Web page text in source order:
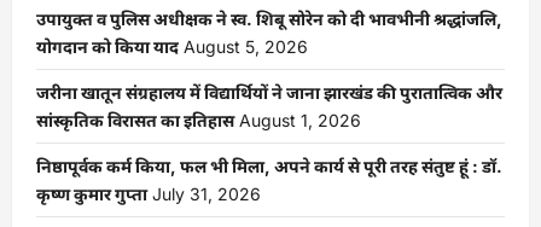
उपायुक्त व पुलिस अधीक्षक ने स्व. शिबू सोरेन को दी भावभीनी श्रद्धांजलि,
योगदान को किया याद August 5, 2026
जरीना खातून संग्रहालय में विद्यार्थियों ने जाना झारखंड की पुरातात्विक और
सांस्कृतिक विरासत का इतिहास August 1, 2026
निष्ठापूर्वक कर्म किया, फल भी मिला, अपने कार्य से पूरी तरह संतुष्ट हूं : डॉ.
कृष्ण कुमार गुप्ता July 31, 2026